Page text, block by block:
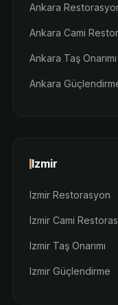
Ankara
Ankara Cami
Ankara Taş Onarımı
Ankara
Izmir
Izmir Restorasyon
Izmir Cami
Izmir Taş Onarımı
Izmir Güçlendirme